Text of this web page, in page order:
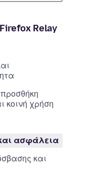
Relay
κοινή χρήση
ασφάλεια
και